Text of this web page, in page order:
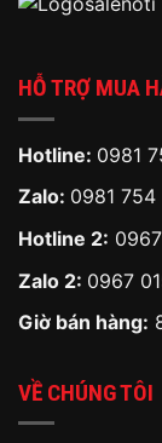
HỖ TRỢ MUA
Hotline: 0981
Zalo: 0981 754
Hotline 2:
Zalo 2: 0967
Giờ bán hàng:
VỀ CHÚNG TÔI